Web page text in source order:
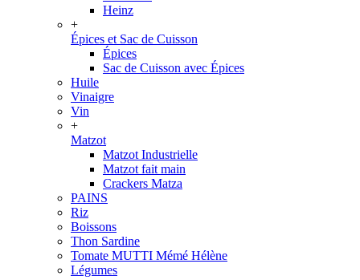
Heinz
+
Épices et Sac de Cuisson
Épices
Sac de Cuisson avec Épices
Huile
Vinaigre
Vin
+
Matzot
Matzot Industrielle
Matzot fait main
Crackers Matza
PAINS
Riz
Boissons
Thon Sardine
Tomate MUTTI Mémé Hélène
Légumes